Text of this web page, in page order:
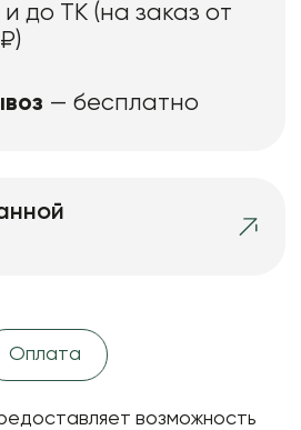
до ТК (на заказ от
— бесплатно
Оплата
возможность